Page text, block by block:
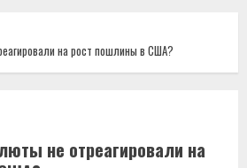
на рост пошлины в США?
не отреагировали на